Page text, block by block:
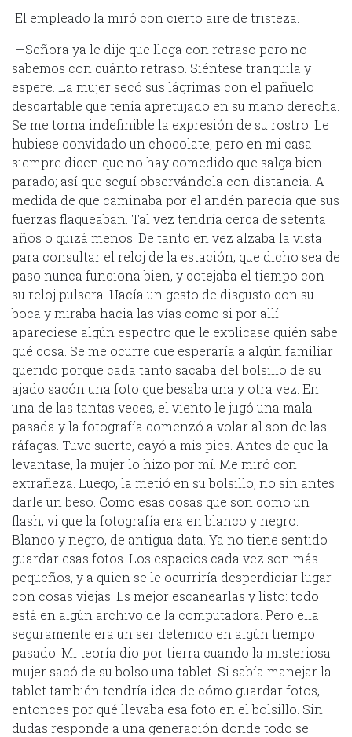
El empleado la miró con cierto aire de tristeza.
—Señora ya le dije que llega con retraso pero no
sabemos con cuánto retraso. Siéntese tranquila y
espere. La mujer secó sus lágrimas con el pañuelo
descartable que tenía apretujado en su mano derecha.
Se me torna indefinible la expresión de su rostro. Le
hubiese convidado un chocolate, pero en mi casa
siempre dicen que no hay comedido que salga bien
parado; así que seguí observándola con distancia. A
medida de que caminaba por el andén parecía que sus
fuerzas flaqueaban. Tal vez tendría cerca de setenta
años o quizá menos. De tanto en vez alzaba la vista
para consultar el reloj de la estación, que dicho sea de
paso nunca funciona bien, y cotejaba el tiempo con
su reloj pulsera. Hacía un gesto de disgusto con su
boca y miraba hacia las vías como si por allí
apareciese algún espectro que le explicase quién sabe
qué cosa. Se me ocurre que esperaría a algún familiar
querido porque cada tanto sacaba del bolsillo de su
ajado sacón una foto que besaba una y otra vez. En
una de las tantas veces, el viento le jugó una mala
pasada y la fotografía comenzó a volar al son de las
ráfagas. Tuve suerte, cayó a mis pies. Antes de que la
levantase, la mujer lo hizo por mí. Me miró con
extrañeza. Luego, la metió en su bolsillo, no sin antes
darle un beso. Como esas cosas que son como un
flash, vi que la fotografía era en blanco y negro.
Blanco y negro, de antigua data. Ya no tiene sentido
guardar esas fotos. Los espacios cada vez son más
pequeños, y a quien se le ocurriría desperdiciar lugar
con cosas viejas. Es mejor escanearlas y listo: todo
está en algún archivo de la computadora. Pero ella
seguramente era un ser detenido en algún tiempo
pasado. Mi teoría dio por tierra cuando la misteriosa
mujer sacó de su bolso una tablet. Si sabía manejar la
tablet también tendría idea de cómo guardar fotos,
entonces por qué llevaba esa foto en el bolsillo. Sin
dudas responde a una generación donde todo se